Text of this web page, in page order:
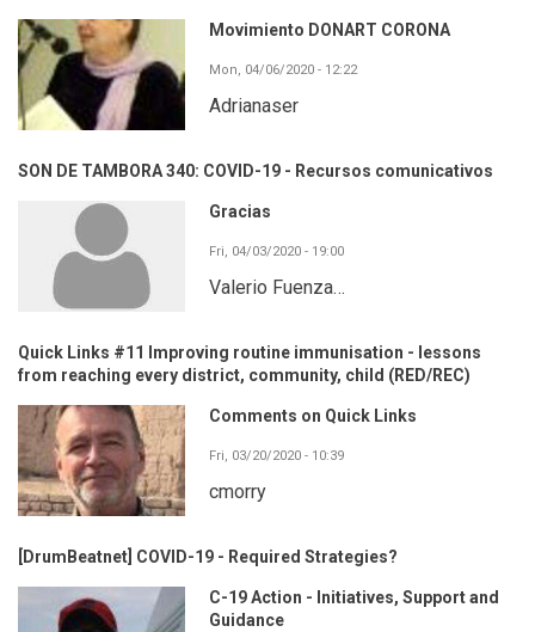
Movimiento DONART CORONA
Mon, 04/06/2020 - 12:22
Adrianaser
SON DE TAMBORA 340: COVID-19 - Recursos comunicativos
Gracias
Fri, 04/03/2020 - 19:00
Valerio Fuenza…
Quick Links #11 Improving routine immunisation - lessons
from reaching every district, community, child (RED/REC)
Comments on Quick Links
Fri, 03/20/2020 - 10:39
cmorry
[DrumBeatnet] COVID-19 - Required Strategies?
C-19 Action - Initiatives, Support and
Guidance